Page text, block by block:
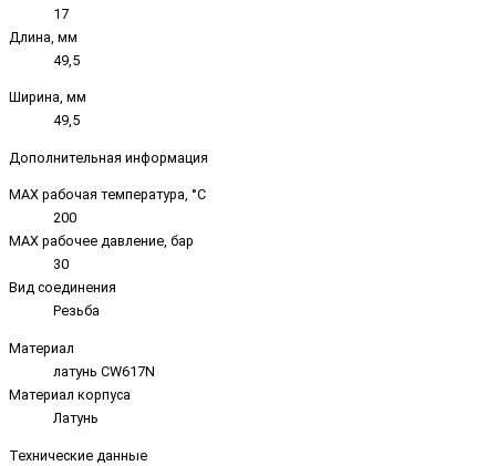
17
Длина, мм
49,5
Ширина, мм
49,5
Дополнительная информация
MAX рабочая температура, °C
200
MAX рабочее давление, бар
30
Вид соединения
Резьба
Материал
латунь CW617N
Материал корпуса
Латунь
Технические данные